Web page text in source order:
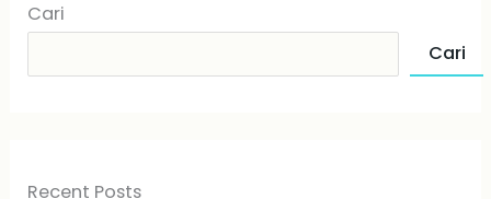
Cari
Cari
Recent Posts